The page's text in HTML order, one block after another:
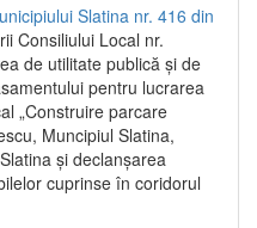
Slatina nr. 416 din
Consiliului Local nr.
de utilitate publică și de
pentru lucrarea
„Construire parcare
Muncipiul Slatina,
și declanșarea
cuprinse în coridorul